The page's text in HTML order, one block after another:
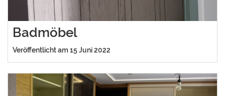
Badmöbel
Veröffentlicht am 15 Juni 2022